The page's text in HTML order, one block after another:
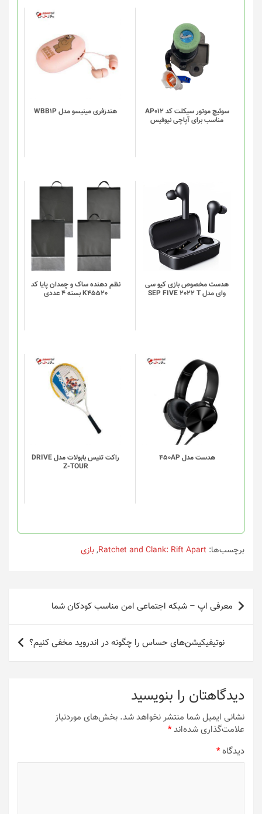
سوئیچ موتور سیکلت کد AP012
مناسب برای آپاچی نیوفیس
هندزفری مینیسو مدل WBB1P
هدست مخصوص بازی کیو سی
وای مدل SEP FIVE 2022 T
این
دارای
انواع
مختلفی
می
باشد.
گزینه
ها
محصول
انتخاب
شوند
نظم دهنده ساک و چمدان پایا کد
K45520 بسته 4 عددی
دارای
انواع
می
باشد.
گزینه
ها
محصول
انتخاب
شوند
هدست مدل 450AP
راکت تنیس بابولات مدل DRIVE
Z-TOUR
برچسب‌ها: Ratchet and Clank: Rift Apart
,بازی
راهبری
نوشتهمعرفی اپ – شبکه اجتماعی امن مناسب کودکان شما
نوتیفیکیشن‌های حساس را چگونه در اندروید مخفی کنیم؟
دیدگاهتان را بنویسید
نشانی ایمیل شما منتشر نخواهد شد. بخش‌های موردنیاز
علامت‌گذاری شده‌اند*
دیدگاه*